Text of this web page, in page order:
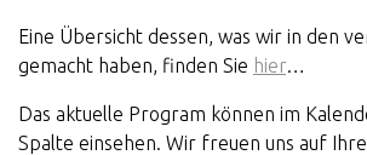
Eine Übersicht dessen, was wir in den
gemacht haben, finden Sie hier…
Das aktuelle Program können im
Spalte einsehen. Wir freuen uns auf